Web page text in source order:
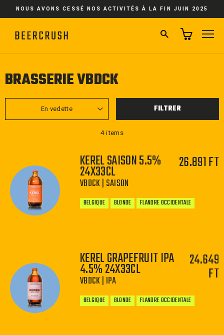
PasserNOUS AVONS CESSÉ NOS ACTIVITÉS À LA FIN JUIN 2025
RECHERCHER
BRASSERIE VBDCK
FILTRER
4 items
KEREL SAISON 5.5%
24X33CL
VBDCK | SAISON
26.891 FT
BELGIQUE BLONDE FLANDRE OCCIDENTALE
− +
KEREL GRAPEFRUIT IPA
4.5% 24X33CL
VBDCK | IPA
24.649
FT
BELGIQUE BLONDE FLANDRE OCCIDENTALE